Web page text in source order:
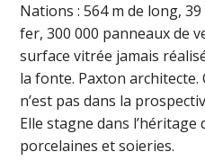
Nations : 564 m de long,
fer, 300 000 panneaux de
surface vitrée jamais
la fonte. Paxton architecte.
n’est pas dans la
Elle stagne dans l’héritage
porcelaines et soieries.